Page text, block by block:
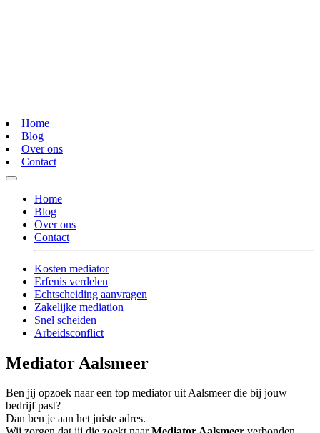
Home
Blog
Over ons
Contact
Home
Blog
Over ons
Contact
Kosten mediator
Erfenis verdelen
Echtscheiding aanvragen
Zakelijke mediation
Snel scheiden
Arbeidsconflict
Mediator Aalsmeer
Ben jij opzoek naar een top mediator uit Aalsmeer die bij jouw
bedrijf past?
Dan ben je aan het juiste adres.